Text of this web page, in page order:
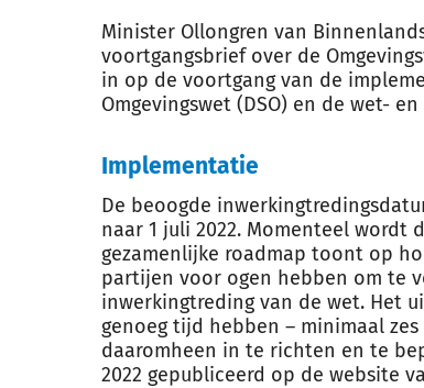
Minister Ollongren van
voortgangsbrief over de
in op de voortgang van de
Omgevingswet (DSO) en de wet-
Implementatie
De beoogde
naar 1 juli 2022. Momenteel wordt
gezamenlijke roadmap toont op
partijen voor ogen hebben om te
inwerkingtreding van de wet. Het
genoeg tijd hebben – minimaal
daaromheen in te richten en te
2022 gepubliceerd op de website